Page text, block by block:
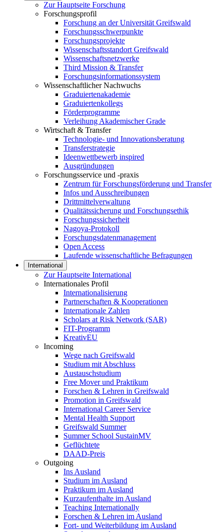
Zur Hauptseite Forschung
Forschungsprofil
Forschung an der Universität Greifswald
Forschungsschwerpunkte
Forschungsprojekte
Wissenschaftsstandort Greifswald
Wissenschaftsnetzwerke
Third Mission & Transfer
Forschungsinformationssystem
Wissenschaftlicher Nachwuchs
Graduiertenakademie
Graduiertenkollegs
Förderprogramme
Verleihung Akademischer Grade
Wirtschaft & Transfer
Technologie- und Innovationsberatung
Transferstrategie
Ideenwettbewerb inspired
Ausgründungen
Forschungsservice und -praxis
Zentrum für Forschungsförderung und Transfer
Infos und Ausschreibungen
Drittmittelverwaltung
Qualitätssicherung und Forschungsethik
Forschungssicherheit
Nagoya-Protokoll
Forschungsdatenmanagement
Open Access
Laufende wissenschaftliche Befragungen
International
Zur Hauptseite International
Internationales Profil
Internationalisierung
Partnerschaften & Kooperationen
Internationale Zahlen
Scholars at Risk Network (SAR)
FIT-Programm
KreativEU
Incoming
Wege nach Greifswald
Studium mit Abschluss
Austauschstudium
Free Mover und Praktikum
Forschen & Lehren in Greifswald
Promotion in Greifswald
International Career Service
Mental Health Support
Greifswald Summer
Summer School SustainMV
Geflüchtete
DAAD-Preis
Outgoing
Ins Ausland
Studium im Ausland
Praktikum im Ausland
Kurzaufenthalte im Ausland
Teaching Internationally
Forschen & Lehren im Ausland
Fort- und Weiterbildung im Ausland